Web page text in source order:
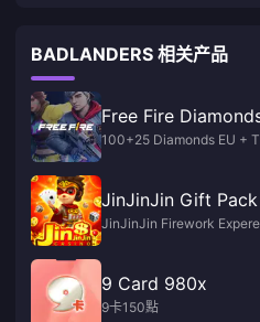
BADLANDERS 相关产品
Free Fire
100+25 Diamonds EU +
JinJinJin Gift
JinJinJin Firework
9 Card 980x
9卡150點